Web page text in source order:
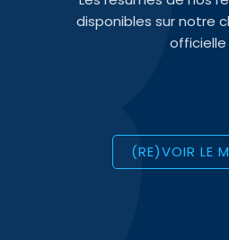
disponibles sur notre
officielle
(RE)VOIR LE